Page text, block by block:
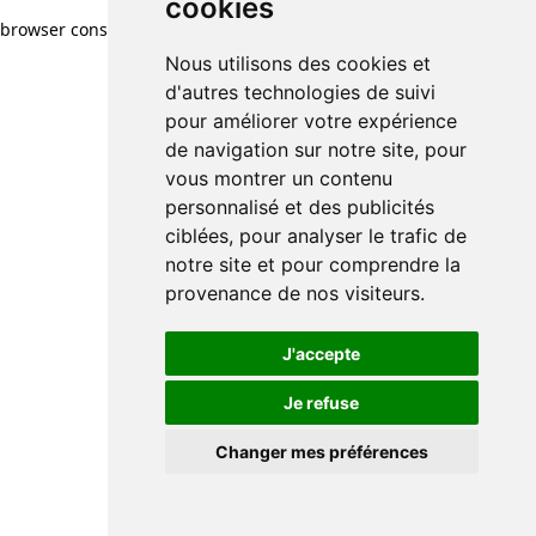
cookies
Nous utilisons des cookies et
d'autres technologies de suivi
pour améliorer votre expérience
de navigation sur notre site, pour
vous montrer un contenu
personnalisé et des publicités
ciblées, pour analyser le trafic de
notre site et pour comprendre la
provenance de nos visiteurs.
J'accepte
Je refuse
Changer mes préférences
browser console for more information)